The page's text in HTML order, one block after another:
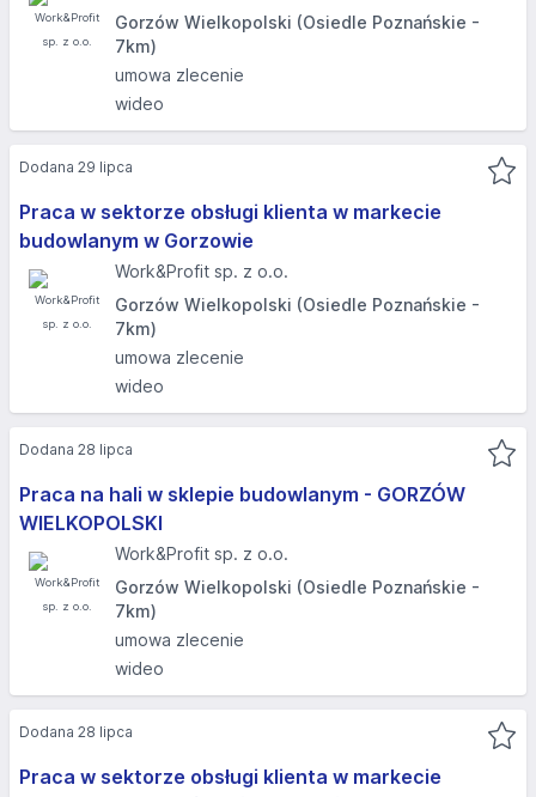
Gorzów Wielkopolski (Osiedle Poznańskie -
7km)
umowa zlecenie
wideo
Praca w sektorze obsługi klienta w markecie
budowlanym w Gorzowie
Work&Profit sp. z o.o.
Gorzów Wielkopolski (Osiedle Poznańskie -
7km)
umowa zlecenie
wideo
Dodana 29 lipca
Praca na hali w sklepie budowlanym - GORZÓW
WIELKOPOLSKI​
Work&Profit sp. z o.o.
Gorzów Wielkopolski (Osiedle Poznańskie -
7km)
umowa zlecenie
wideo
Dodana 28 lipca
Praca w sektorze obsługi klienta w markecie
Dodana 28 lipca